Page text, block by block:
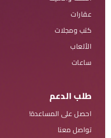
عقارات
كتب ومجلات
الألعاب
ساعات
طلب الدعم
احصل على المساعدة!
تواصل معنا